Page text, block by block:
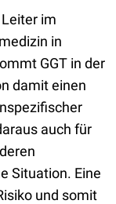
im
in
GGT in der
damit einen
auch für
Situation. Eine
und somit